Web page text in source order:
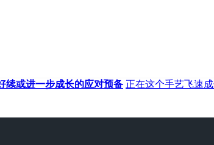
续或进一步成长的应对预备 正在这个手艺飞速